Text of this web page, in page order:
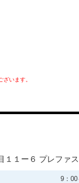
います。
１１ー６ プレファ
9：